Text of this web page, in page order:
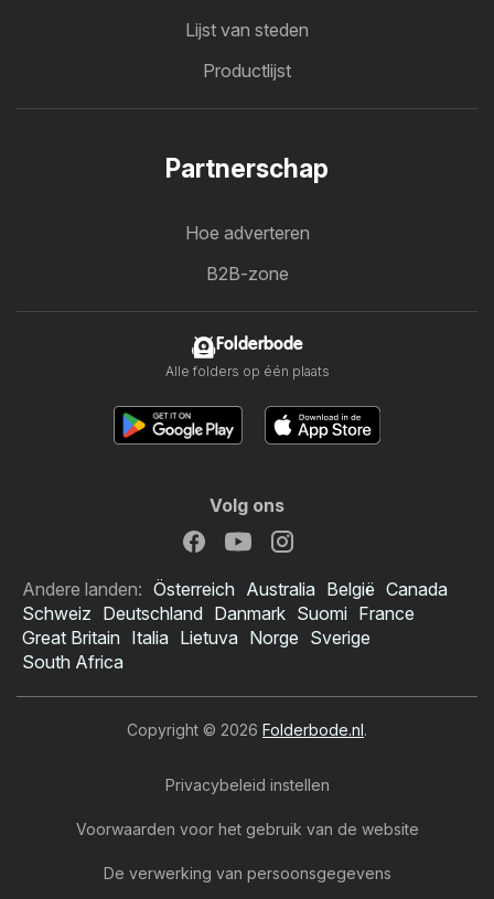
Lijst van steden
Productlijst
Partnerschap
Hoe adverteren
B2B-zone
Folderbode
Alle folders op één plaats
Volg ons
Andere landen: Österreich Australia België Canada
Schweiz Deutschland Danmark Suomi France
Great Britain Italia Lietuva Norge Sverige
South Africa
Copyright © 2026 Folderbode.nl.
Privacybeleid instellen
Voorwaarden voor het gebruik van de website
De verwerking van persoonsgegevens